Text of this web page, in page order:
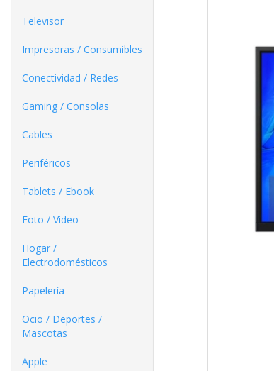
Televisor
Impresoras / Consumibles
Conectividad / Redes
Gaming / Consolas
Cables
Periféricos
Tablets / Ebook
Foto / Video
Hogar /
Electrodomésticos
Papelería
Ocio / Deportes /
Mascotas
Apple